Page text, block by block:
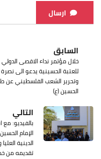
ارسال
السابق
خلال مؤتمر نداء الاقصى الدولي
للعتبة الحسينية يدعو الى
وتحرير الشعب الفلسطيني عن
الحسين (ع)
التالي
بالفيديو:
الإمام
الدينية
تقديمه من